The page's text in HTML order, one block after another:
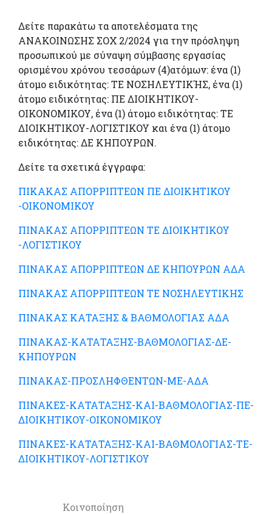
Δείτε παρακάτω τα αποτελέσματα της
ΑΝΑΚΟΙΝΩΣΗΣ ΣΟΧ 2/2024 για την πρόσληψη
προσωπικού με σύναψη σύμβασης εργασίας
ορισμένου χρόνου τεσσάρων (4)ατόμων: ένα (1)
άτομο ειδικότητας: ΤΕ ΝΟΣΗΛΕΥΤΙΚΉΣ, ένα (1)
άτομο ειδικότητας: ΠΕ ΔΙΟΙΚΗΤΙΚΟΥ-
ΟΙΚΟΝΟΜΙΚΟΥ, ένα (1) άτομο ειδικότητας: ΤΕ
ΔΙΟΙΚΗΤΙΚΟΥ-ΛΟΓΙΣΤΙΚΟΥ και ένα (1) άτομο
ειδικότητας: ΔΕ ΚΗΠΟΥΡΩΝ.
Δείτε τα σχετικά έγγραφα:
ΠΙΚΑΚΑΣ ΑΠΟΡΡΙΠΤΕΩΝ ΠΕ ΔΙΟΙΚΗΤΙΚΟΥ
-ΟΙΚΟΝΟΜΙΚΟΥ
ΠΙΝΑΚΑΣ ΑΠΟΡΡΙΠΤΕΩΝ ΤΕ ΔΙΟΙΚΗΤΙΚΟΥ
-ΛΟΓΙΣΤΙΚΟΥ
ΠΙΝΑΚΑΣ ΑΠΟΡΡΙΠΤΕΩΝ ΔΕ ΚΗΠΟΥΡΩΝ ΑΔΑ
ΠΙΝΑΚΑΣ ΑΠΟΡΡΙΠΤΕΩΝ ΤΕ ΝΟΣΗΛΕΥΤΙΚΗΣ
ΠΙΝΑΚΑΣ ΚΑΤΑΞΗΣ & ΒΑΘΜΟΛΟΓΙΑΣ ΑΔΑ
ΠΙΝΑΚΑΣ-ΚΑΤΑΤΑΞΗΣ-ΒΑΘΜΟΛΟΓΙΑΣ-ΔΕ-
ΚΗΠΟΥΡΩΝ
ΠΙΝΑΚΑΣ-ΠΡΟΣΛΗΦΘΕΝΤΩΝ-ΜΕ-ΑΔΑ
ΠΙΝΑΚΕΣ-ΚΑΤΑΤΑΞΗΣ-ΚΑΙ-ΒΑΘΜΟΛΟΓΙΑΣ-ΠΕ-
ΔΙΟΙΚΗΤΙΚΟΥ-ΟΙΚΟΝΟΜΙΚΟΥ
ΠΙΝΑΚΕΣ-ΚΑΤΑΤΑΞΗΣ-ΚΑΙ-ΒΑΘΜΟΛΟΓΙΑΣ-ΤΕ-
ΔΙΟΙΚΗΤΙΚΟΥ-ΛΟΓΙΣΤΙΚΟΥ
Κοινοποίηση